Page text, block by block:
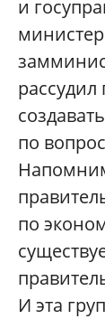
и
рассудил
по
по
И эта